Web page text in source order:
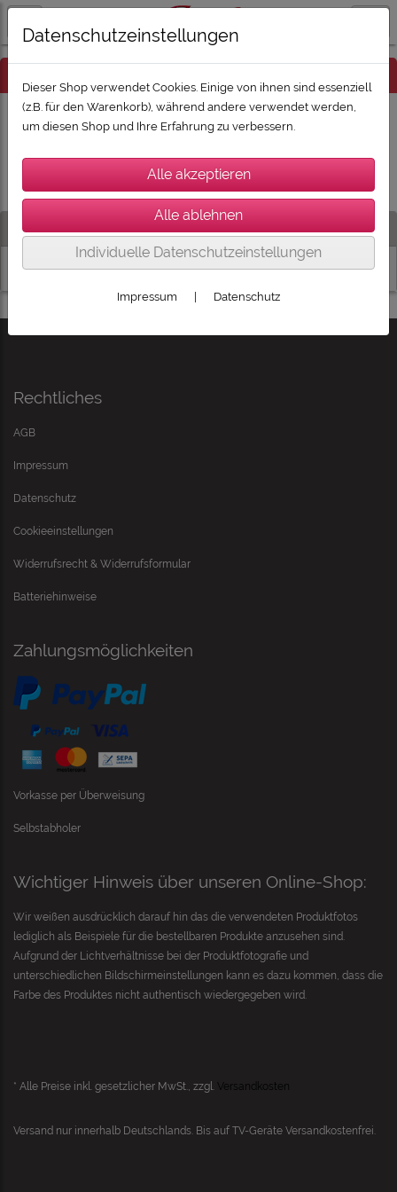
Rechtliches
AGB
Impressum
Datenschutz
Cookieeinstellungen
Widerrufsrecht & Widerrufsformular
Batteriehinweise
Zahlungsmöglichkeiten
Vorkasse per Überweisung
Selbstabholer
Wichtiger Hinweis über unseren Online-Shop:
Wir weißen ausdrücklich darauf hin das die verwendeten Produktfotos
lediglich als Beispiele für die bestellbaren Produkte anzusehen sind.
Aufgrund der Lichtverhältnisse bei der Produktfotografie und
unterschiedlichen Bildschirmeinstellungen kann es dazu kommen, dass die
Farbe des Produktes nicht authentisch wiedergegeben wird.
* Alle Preise inkl. gesetzlicher MwSt., zzgl. Versandkosten
Versand nur innerhalb Deutschlands. Bis auf TV-Geräte Versandkostenfrei.
Datenschutzeinstellungen
Dieser Shop verwendet Cookies. Einige von ihnen sind essenziell
(z.B. für den Warenkorb), während andere verwendet werden,
um diesen Shop und Ihre Erfahrung zu verbessern.
Individuelle Datenschutzeinstellungen
Impressum Datenschutz